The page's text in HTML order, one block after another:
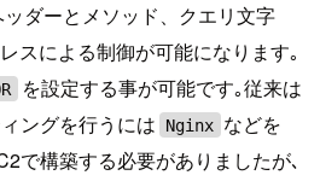
ダーとメソッド、クエリ文字
スによる制御が可能になります｡
を設定する事が可能です｡従来は
ングを行うには
Nginx などを
で構築する必要がありましたが､